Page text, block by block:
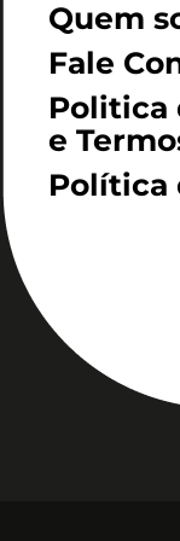
Quem
Fale
Politica
e
Política